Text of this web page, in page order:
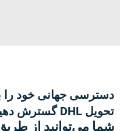
دسترسی جهانی خود را
تحویل DHL گسترش دهید
شما می‌توانید از